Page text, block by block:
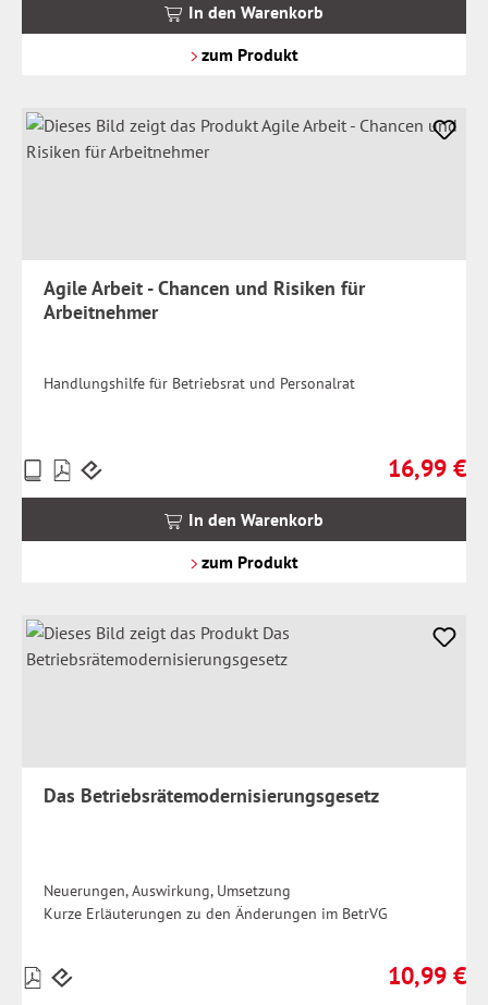
In den Warenkorb
zum Produkt
Agile Arbeit - Chancen und Risiken für
Arbeitnehmer
Handlungshilfe für Betriebsrat und Personalrat
Regulärer
16,99 €
Preise
inkl.
In den Warenkorb
zum Produkt
Das Betriebsrätemodernisierungsgesetz
Neuerungen, Auswirkung, Umsetzung
Kurze Erläuterungen zu den Änderungen im BetrVG
Regulärer
10,99 €
Preise
inkl.